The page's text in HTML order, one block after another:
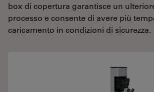
box di copertura garantisce un
processo e consente di avere più
caricamento in condizioni di sicurezza.